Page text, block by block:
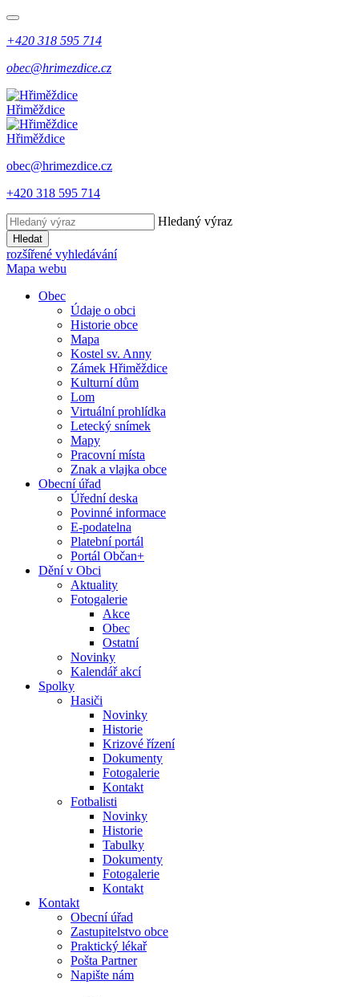
+420 318 595 714
obec@hrimezdice.cz
Hřiměždice
Hřiměždice
obec@hrimezdice.cz
+420 318 595 714
Hledaný výraz
Hledat
rozšířené vyhledávání
Mapa webu
Obec
Údaje o obci
Historie obce
Mapa
Kostel sv. Anny
Zámek Hřiměždice
Kulturní dům
Lom
Virtuální prohlídka
Letecký snímek
Mapy
Pracovní místa
Znak a vlajka obce
Obecní úřad
Úřední deska
Povinné informace
E-podatelna
Platební portál
Portál Občan+
Dění v Obci
Aktuality
Fotogalerie
Akce
Obec
Ostatní
Novinky
Kalendář akcí
Spolky
Hasiči
Novinky
Historie
Krizové řízení
Dokumenty
Fotogalerie
Kontakt
Fotbalisti
Novinky
Historie
Tabulky
Dokumenty
Fotogalerie
Kontakt
Kontakt
Obecní úřad
Zastupitelstvo obce
Praktický lékař
Pošta Partner
Napište nám